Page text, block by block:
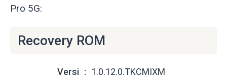
Pro 5G:
Recovery ROM
Versi
1.0.12.0.TKCMIXM